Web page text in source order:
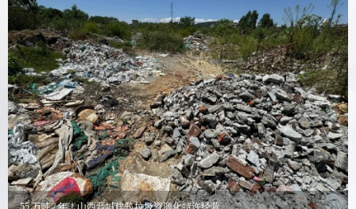
55 万吨 / 年！山西晋城建筑垃圾资源化特许经营招标，民企主导机会来了！